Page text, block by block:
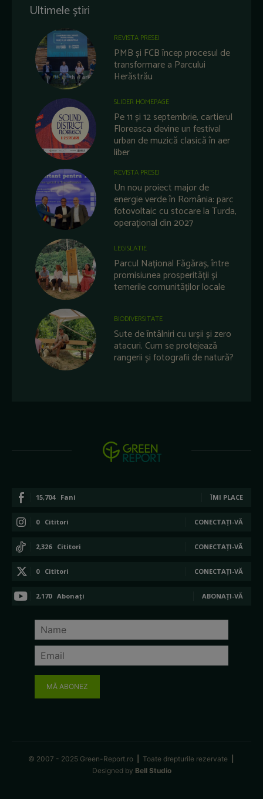
Ultimele știri
REVISTA PRESEI
PMB și FCB încep procesul de
transformare a Parcului
Herăstrău
SLIDER HOMEPAGE
Pe 11 și 12 septembrie, cartierul
Floreasca devine un festival
urban de muzică clasică în aer
liber
REVISTA PRESEI
Un nou proiect major de
energie verde în România: parc
fotovoltaic cu stocare la Turda,
operațional din 2027
LEGISLATIE
Parcul Național Făgăraș, între
promisiunea prosperității și
temerile comunităților locale
BIODIVERSITATE
Sute de întâlniri cu urșii și zero
atacuri. Cum se protejează
rangerii și fotografii de natură?
15,704 Fani ÎMI PLACE
0 Cititori CONECTAȚI-VĂ
2,326 Cititori CONECTAȚI-VĂ
0 Cititori CONECTAȚI-VĂ
2,170 Abonați ABONAȚI-VĂ
MĂ ABONEZ
© 2007 - 2025 Green-Report.ro Toate drepturile rezervate
Designed by Bell Studio